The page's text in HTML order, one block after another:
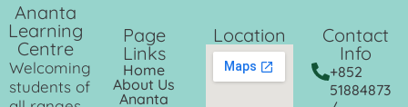
Ananta
Learning
Centre
Welcoming
students of
Page
Links
Home
About Us
Ananta
Location
Contact
Info
+852
51884873